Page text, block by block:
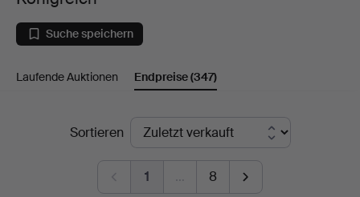
in
Vereinigtes
Suche speichern
Laufende Auktionen Endpreise(347)
EndpreiseSortieren
1 … 8